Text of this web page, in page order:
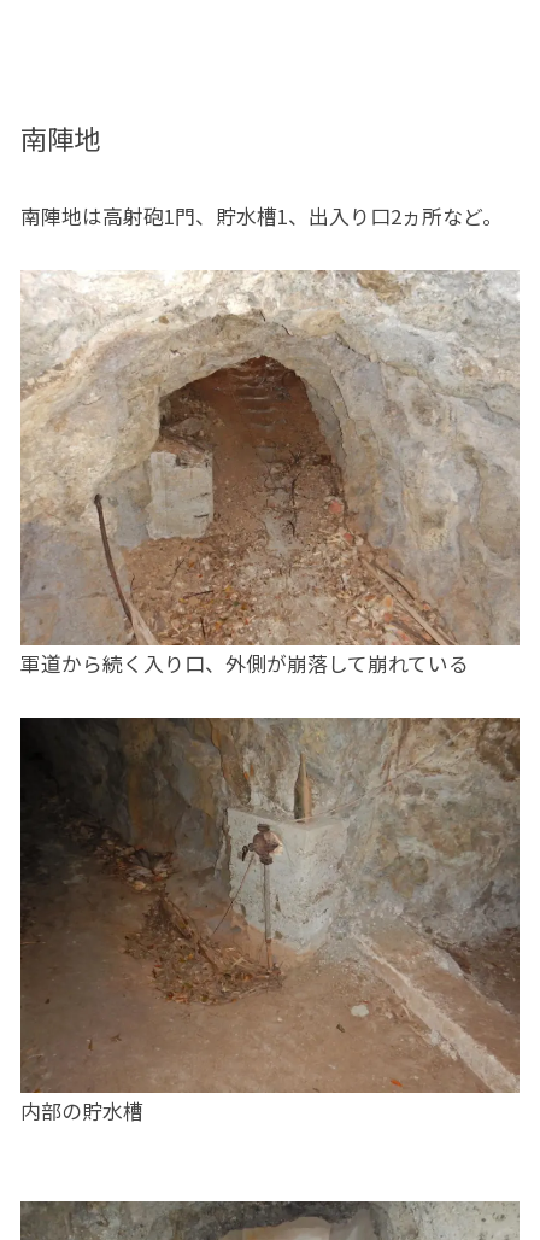
南陣地
南陣地は高射砲1門、貯水槽1、出入り口2ヵ所など。
軍道から続く入り口、外側が崩落して崩れている
内部の貯水槽